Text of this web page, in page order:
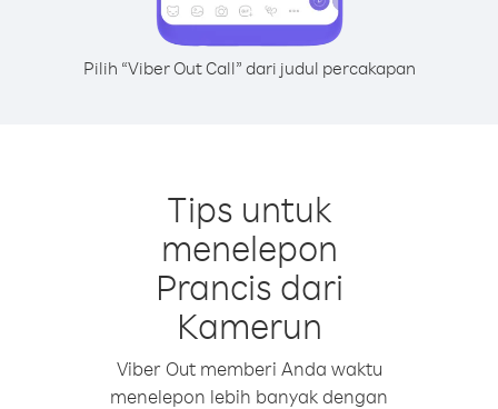
Pilih “Viber Out Call” dari judul percakapan
Tips untuk
menelepon
Prancis dari
Kamerun
Viber Out memberi Anda waktu
menelepon lebih banyak dengan